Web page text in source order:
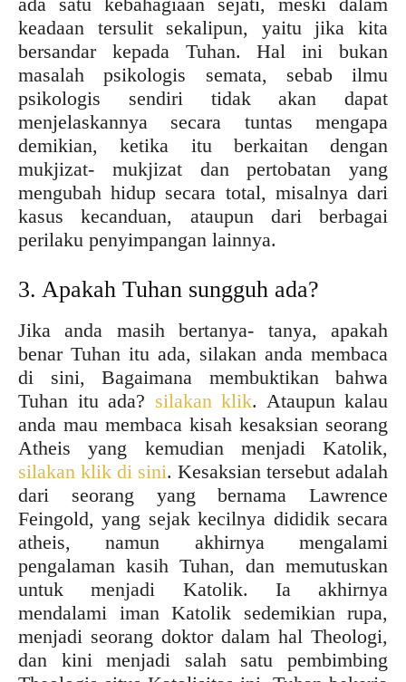
keadaan tersulit sekalipun, yaitu jika kita
bersandar kepada Tuhan. Hal ini bukan
masalah psikologis semata, sebab ilmu
psikologis sendiri tidak akan dapat
menjelaskannya secara tuntas mengapa
demikian, ketika itu berkaitan dengan
mukjizat- mukjizat dan pertobatan yang
mengubah hidup secara total, misalnya dari
kasus kecanduan, ataupun dari berbagai
perilaku penyimpangan lainnya.
3. Apakah Tuhan sungguh ada?
Jika anda masih bertanya- tanya, apakah
benar Tuhan itu ada, silakan anda membaca
di sini, Bagaimana membuktikan bahwa
Tuhan itu ada? silakan klik. Ataupun kalau
anda mau membaca kisah kesaksian seorang
Atheis yang kemudian menjadi Katolik,
silakan klik di sini. Kesaksian tersebut adalah
dari seorang yang bernama Lawrence
Feingold, yang sejak kecilnya dididik secara
atheis, namun akhirnya mengalami
pengalaman kasih Tuhan, dan memutuskan
untuk menjadi Katolik. Ia akhirnya
mendalami iman Katolik sedemikian rupa,
menjadi seorang doktor dalam hal Theologi,
dan kini menjadi salah satu pembimbing